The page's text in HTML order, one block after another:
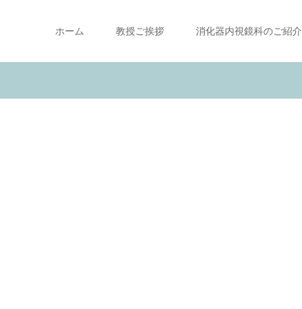
ホーム 教授ご挨拶 消化器内視鏡科のご紹介